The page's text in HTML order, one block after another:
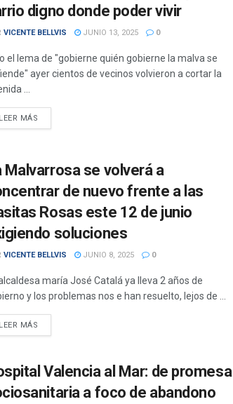
digno donde poder vivir
VICENTE BELLVIS JUNIO 13, 2025 0
el lema de "gobierne quién gobierne la malva se
ayer cientos de vecinos volvieron a cortar la
...
LEER MÁS
Malvarrosa se volverá a
de nuevo frente a las
Rosas este 12 de junio
soluciones
VICENTE BELLVIS JUNIO 8, 2025 0
alcaldesa maría José Catalá ya lleva 2 años de
y los problemas nos e han resuelto, lejos de ...
LEER MÁS
Valencia al Mar: de promesa
a foco de abandono